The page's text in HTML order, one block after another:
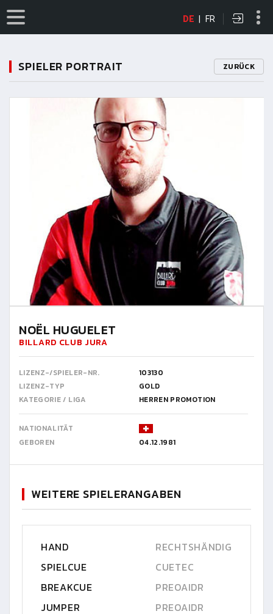
DE | FR
SPIELER PORTRAIT ZURÜCK
NOËL HUGUELET
BILLARD CLUB JURA
LIZENZ-/SPIELER-NR.
103130
LIZENZ-TYP
GOLD
KATEGORIE / LIGA
HERREN PROMOTION
NATIONALITÄT
GEBOREN
04.12.1981
WEITERE SPIELERANGABEN
HAND
RECHTSHÄNDIG
SPIELCUE
CUETEC
BREAKCUE
PREOAIDR
JUMPER
PREOAIDR